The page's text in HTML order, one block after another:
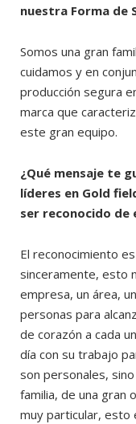
nuestra Forma de
Somos una gran
cuidamos y en
producción segura
marca que
este gran equipo.
¿Qué mensaje te
líderes en Gold
ser reconocido de
El reconocimiento
sinceramente, esto
empresa, un área,
personas para
de corazón a cada
día con su trabajo
son personales,
familia, de una gran
muy particular, esto